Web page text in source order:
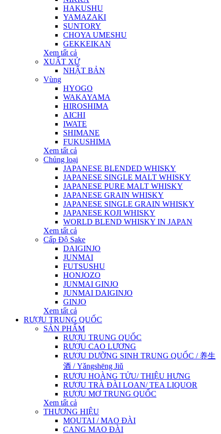
HAKUSHU
YAMAZAKI
SUNTORY
CHOYA UMESHU
GEKKEIKAN
Xem tất cả
XUẤT XỨ
NHẬT BẢN
Vùng
HYOGO
WAKAYAMA
HIROSHIMA
AICHI
IWATE
SHIMANE
FUKUSHIMA
Xem tất cả
Chủng loại
JAPANESE BLENDED WHISKY
JAPANESE SINGLE MALT WHISKY
JAPANESE PURE MALT WHISKY
JAPANESE GRAIN WHISKY
JAPANESE SINGLE GRAIN WHISKY
JAPANESE KOJI WHISKY
WORLD BLEND WHISKY IN JAPAN
Xem tất cả
Cấp Độ Sake
DAIGINJO
JUNMAI
FUTSUSHU
HONJOZO
JUNMAI GINJO
JUNMAI DAIGINJO
GINJO
Xem tất cả
RƯỢU TRUNG QUỐC
SẢN PHẨM
RƯỢU TRUNG QUỐC
RƯỢU CAO LƯƠNG
RƯỢU DƯỠNG SINH TRUNG QUỐC / 养生
酒 / Yǎngshēng Jiǔ
RƯỢU HOÀNG TỬU/ THIỆU HƯNG
RƯỢU TRÀ ĐÀI LOAN/ TEA LIQUOR
RƯỢU MƠ TRUNG QUỐC
Xem tất cả
THƯƠNG HIỆU
MOUTAI / MAO ĐÀI
CANG MAO ĐÀI